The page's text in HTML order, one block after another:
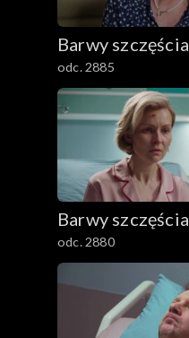
Barwy szczęścia
odc. 2885
Barwy szczęścia
odc. 2880